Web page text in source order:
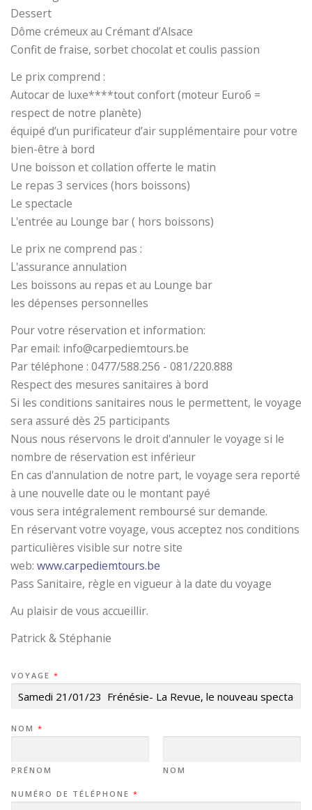
Dessert
Dôme crémeux au Crémant d’Alsace
Confit de fraise, sorbet chocolat et coulis passion
Le prix comprend :
Autocar de luxe****tout confort (moteur Euro6 =
respect de notre planète)
équipé d’un purificateur d’air supplémentaire pour votre
bien-être à bord
Une boisson et collation offerte le matin
Le repas 3 services (hors boissons)
Le spectacle
L'entrée au Lounge bar ( hors boissons)
Le prix ne comprend pas :
L'assurance annulation
Les boissons au repas et au Lounge bar
les dépenses personnelles
Pour votre réservation et information:
Par email: info@carpediemtours.be
Par téléphone : 0477/588.256 - 081/220.888
Respect des mesures sanitaires à bord
Si les conditions sanitaires nous le permettent, le voyage
sera assuré dès 25 participants
Nous nous réservons le droit d'annuler le voyage si le
nombre de réservation est inférieur
En cas d'annulation de notre part, le voyage sera reporté
à une nouvelle date ou le montant payé
vous sera intégralement remboursé sur demande.
En réservant votre voyage, vous acceptez nos conditions
particulières visible sur notre site
web: www.carpediemtours.be
Pass Sanitaire, règle en vigueur à la date du voyage
Au plaisir de vous accueillir.
Patrick & Stéphanie
VOYAGE *
NOM *
PRÉNOM NOM
NUMÉRO DE TÉLÉPHONE *